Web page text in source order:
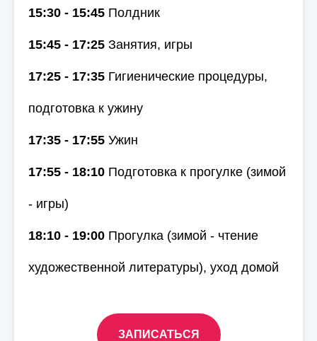
15:30 - 15:45 Полдник
15:45 - 17:25 Занятия, игры
17:25 - 17:35 Гигиенические процедуры,
подготовка к ужину
17:35 - 17:55 Ужин
17:55 - 18:10 Подготовка к прогулке (зимой
- игры)
18:10 - 19:00 Прогулка (зимой - чтение
художественной литературы), уход домой
ЗАПИСАТЬСЯ